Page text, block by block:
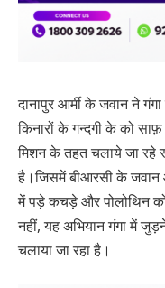
दानापुर आर्मी के जवान ने
किनारों के गन्दगी के को
मिशन के तहत चलाये जा रहे
है।जिसमें बीआरसी के जवान
में पड़े कचड़े और पोलोथिन
नहीं, यह अभियान गंगा में
चलाया जा रहा है।‎